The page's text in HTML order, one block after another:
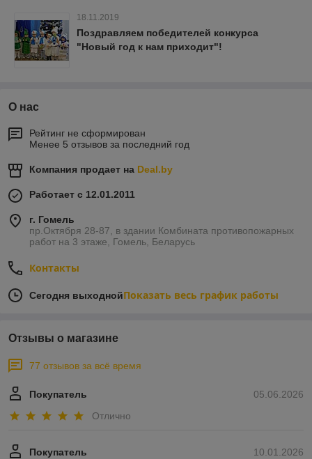
18.11.2019
Поздравляем победителей конкурса
"Новый год к нам приходит"!
О нас
Рейтинг не сформирован
Менее 5 отзывов за последний год
Компания продает на Deal.by
Работает с 12.01.2011
г. Гомель
пр.Октября 28-87, в здании Комбината противопожарных
работ на 3 этаже, Гомель, Беларусь
Контакты
Сегодня выходнойПоказать весь график работы
Отзывы о магазине
77 отзывов за всё время
05.06.2026
Покупатель
Отлично
10.01.2026
Покупатель